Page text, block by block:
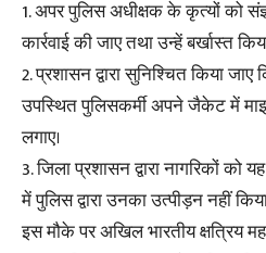
1. अपर पुलिस अधीक्षक के कृत्यों को
कार्रवाई की जाए तथा उन्हें बर्खास्त
2. प्रशासन द्वारा सुनिश्चित किया
उपस्थित पुलिसकर्मी अपने जैकेट में
लगाए।
3. जिला प्रशासन द्वारा नागरिकों को
में पुलिस द्वारा उनका उत्पीड़न नहीं
इस मौके पर अखिल भारतीय क्षत्रिय